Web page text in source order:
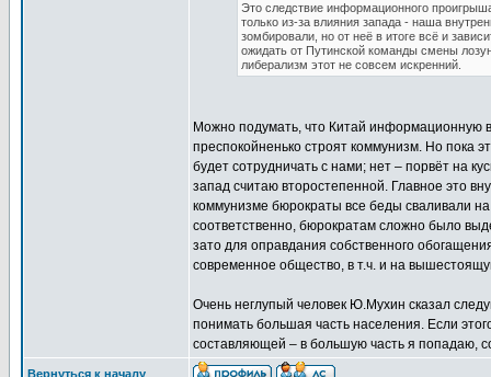
Это следствие информационного
только из-за влияния запада - наша
зомбировали, но от неё в итоге всё и
ожидать от Путинской команды смены
либерализм этот не совсем искренний.
Можно подумать, что Китай информационную
преспокойненько строят коммунизм. Но пока
будет сотрудничать с нами; нет – порвёт на
запад считаю второстепенной. Главное это
коммунизме бюрократы все беды сваливали
соответственно, бюрократам сложно было
зато для оправдания собственного
современное общество, в т.ч. и на
Очень неглупый человек Ю.Мухин сказал
понимать большая часть населения. Если
составляющей – в большую часть я попадаю,
Вернуться к началу